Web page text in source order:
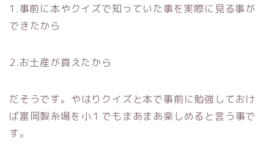
1.事前に本やクイズで知っていた事を実際に見る事が
できたから
2.お土産が買えたから
だそうです。やはりクイズと本で事前に勉強しておけ
ば富岡製糸場を小１でもまあまあ楽しめると言う事で
す。